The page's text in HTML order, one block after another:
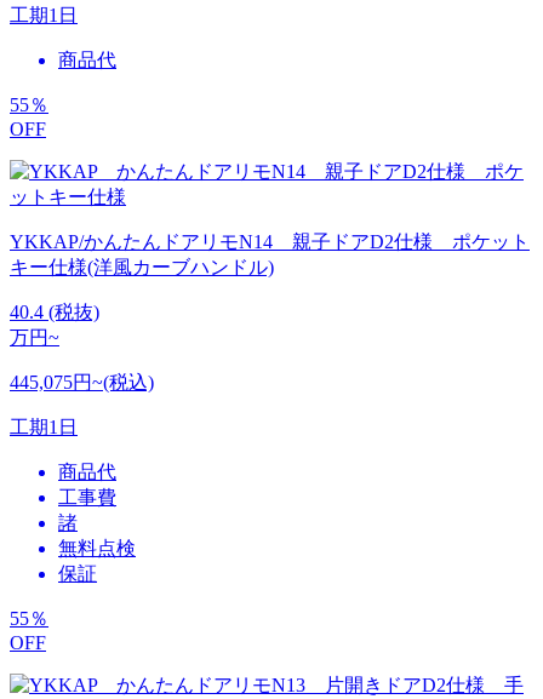
工期1日
商品代
55％
OFF
YKKAP/かんたんドアリモN14 親子ドアD2仕様 ポケット
キー仕様(洋風カーブハンドル)
40.4 (税抜)
万円~
445,075円~(税込)
工期1日
商品代
工事費
諸
無料点検
保証
55％
OFF